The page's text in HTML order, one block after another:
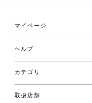
マイページ
ロイヤリティプログラム
パスワード再設定
ショッピングバッグ
ヘルプ
お問い合わせ
よくあるご質問
ご利用ガイド
カテゴリ
コレクション
取扱店舗